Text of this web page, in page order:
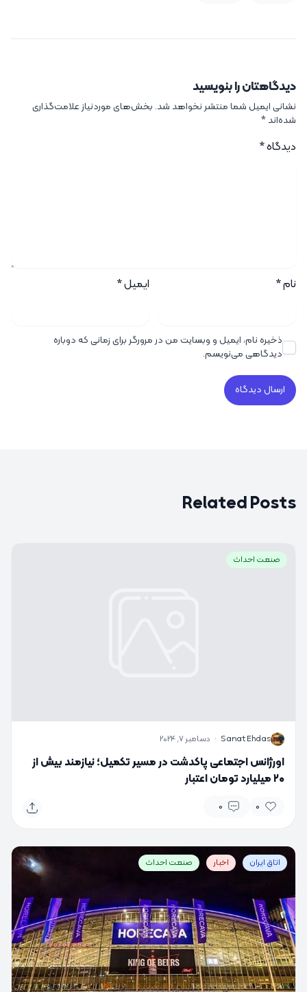
دیدگاهتان را بنویسید
نشانی ایمیل شما منتشر نخواهد شد. بخش‌های موردنیاز علامت‌گذاری
شده‌اند*
دیدگاه*
نام* ایمیل*
ذخیره نام، ایمیل و وبسایت من در مرورگر برای زمانی که دوباره
دیدگاهی می‌نویسم.
Related Posts
صنعت احداث
S
Sanat Ehdas
· دسامبر 7, 2024
اورژانس اجتماعی پاکدشت در مسیر تکمیل؛ نیازمند بیش از
۲۰ میلیارد تومان اعتبار
0
0
اتاق ایران اخبار صنعت احداث